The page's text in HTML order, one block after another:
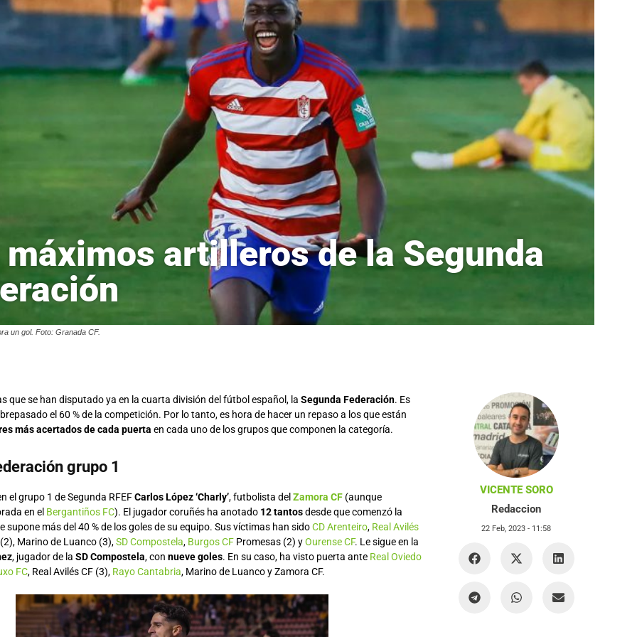
máximos artilleros de la Segunda
un gol. Foto: Granada CF.
que se han disputado ya en la cuarta división del fútbol español, la Segunda Federación. Es
el 60 % de la competición. Por lo tanto, es hora de hacer un repaso a los que están
más acertados de cada puerta en cada uno de los grupos que componen la categoría.
grupo 1
el grupo 1 de Segunda RFEFCarlos López ‘Charly’, futbolista del Zamora CF (aunque
en el Bergantiños FC). El jugador coruñés ha anotado 12 tantosdesde que comenzó la
supone más del 40 % de los goles de su equipo. Sus víctimas han sidoCD Arenteiro, Real Avilés
Marino de Luanco (3),SD Compostela, Burgos CF Promesas (2) yOurense CF. Le sigue en la
, jugador de la SD Compostela, con nueve goles. En su caso, ha visto puerta ante Real Oviedo
FC, Real Avilés CF (3), Rayo Cantabria, Marino de Luanco y Zamora CF.
VICENTE SORO
Redaccion
22 Feb, 2023 - 11:58